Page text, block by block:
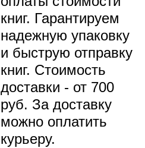
книг. Гарантируем
надежную упаковку
и быструю отправку
книг. Стоимость
доставки - от 700
руб. За доставку
можно оплатить
курьеру.